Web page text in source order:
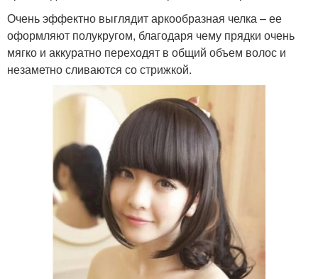
Очень эффектно выглядит аркообразная челка – ее
оформляют полукругом, благодаря чему прядки очень
мягко и аккуратно переходят в общий объем волос и
незаметно сливаются со стрижкой.